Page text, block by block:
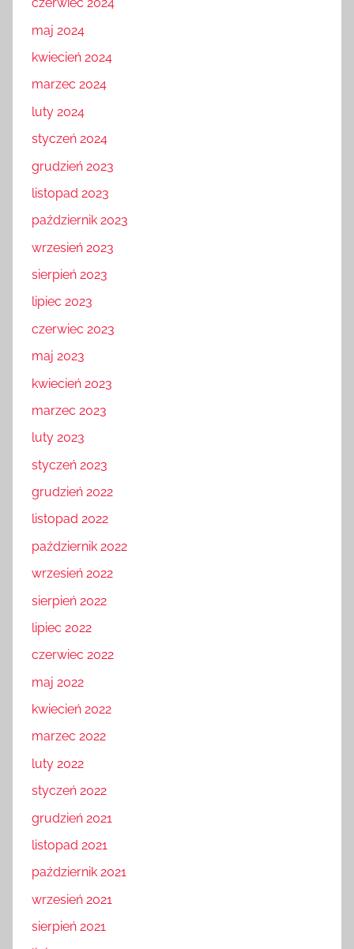
czerwiec 2024
maj 2024
kwiecień 2024
marzec 2024
luty 2024
styczeń 2024
grudzień 2023
listopad 2023
październik 2023
wrzesień 2023
sierpień 2023
lipiec 2023
czerwiec 2023
maj 2023
kwiecień 2023
marzec 2023
luty 2023
styczeń 2023
grudzień 2022
listopad 2022
październik 2022
wrzesień 2022
sierpień 2022
lipiec 2022
czerwiec 2022
maj 2022
kwiecień 2022
marzec 2022
luty 2022
styczeń 2022
grudzień 2021
listopad 2021
październik 2021
wrzesień 2021
sierpień 2021